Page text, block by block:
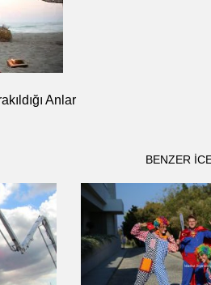
Anlar
BENZER